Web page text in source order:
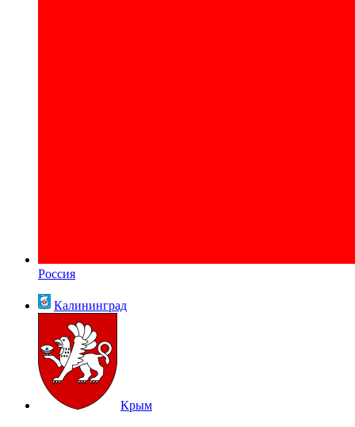
Россия
Калининград
Крым